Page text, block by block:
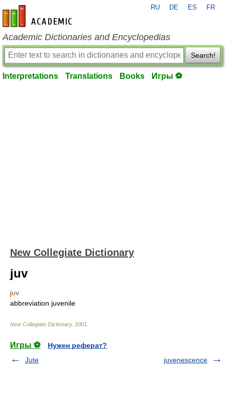
en-academic.com
RU DE ES FR
Academic Dictionaries and Encyclopedias
Search!
Interpretations Translations Books Игры ⚽
New Collegiate Dictionary
juv
juv
abbreviation juvenile
New Collegiate Dictionary. 2001
Игры ⚽
Нужен реферат?
Jute
juvenescence